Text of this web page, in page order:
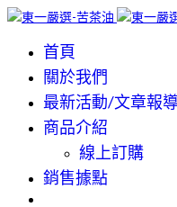
首頁
關於我們
最新活動/文章報
商品介紹
線上訂購
銷售據點